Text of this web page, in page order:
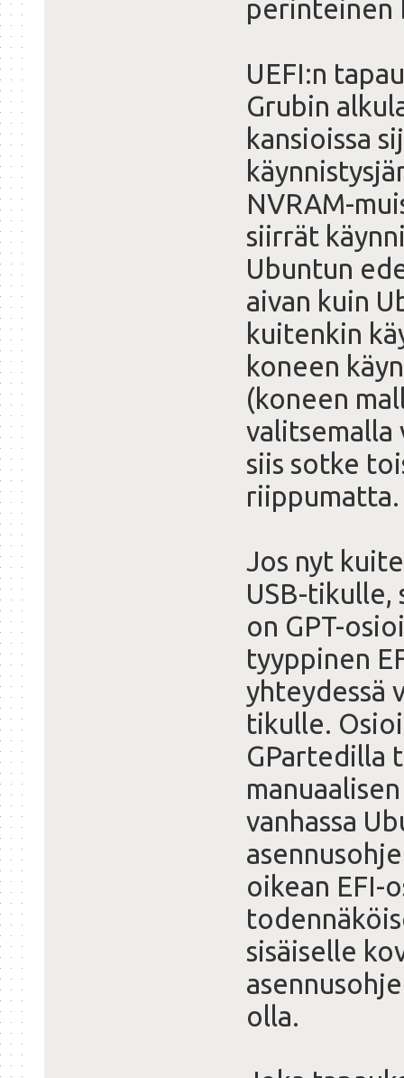
perinteinen
UEFI:n
Grubin
kansioissa
NVRAM-
siirrät
Ubuntun
aivan kuin
kuitenkin
koneen
(koneen
valitsemalla
siis sotke
riippumatta.
Jos nyt
USB-tikulle,
on GPT-
tyyppinen
yhteydessä
tikulle.
GPartedilla
vanhassa
oikean EFI-
sisäiselle
olla.